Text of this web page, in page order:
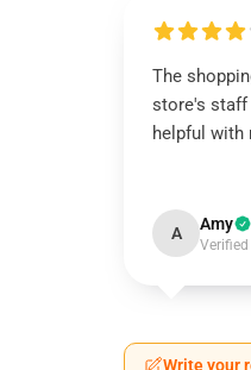
The
store's staff
helpful with
A Amy
Write your